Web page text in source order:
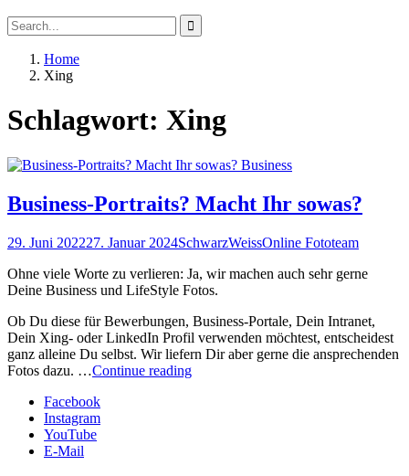
Search
Search
for:
Home
Posts
Xing
Schlagwort: Xing
Business
Business-Portraits? Macht Ihr sowas?
29. Juni 202227. Januar 2024SchwarzWeissOnline Fototeam
Ohne viele Worte zu verlieren: Ja, wir machen auch sehr gerne
Deine Business und LifeStyle Fotos.
Ob Du diese für Bewerbungen, Business-Portale, Dein Intranet,
Dein Xing- oder LinkedIn Profil verwenden möchtest, entscheidest
ganz alleine Du selbst. Wir liefern Dir aber gerne die ansprechenden
Fotos dazu. …Continue readingBusiness-
Facebook
Instagram
YouTube
E-Mail